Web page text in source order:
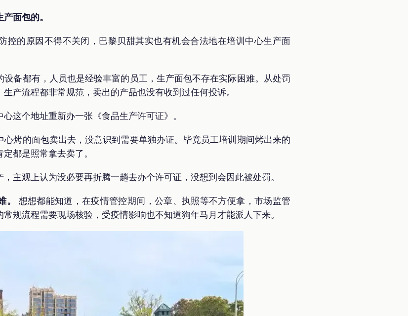
面包的。
控的原因不得不关闭，巴黎贝甜其实也有机会合法地在培训中心生产面
备都有，人员也是经验丰富的员工，生产面包不存在实际困难。从处罚
产流程都非常规范，卖出的产品也没有收到过任何投诉。
这个地址重新办一张《食品生产许可证》。
烤的面包卖出去，没意识到需要单独办证。毕竟员工培训期间烤出来的
都是照常拿去卖了。
主观上认为没必要再折腾一趟去办个许可证，没想到会因此被处罚。
想想都能知道，在疫情管控期间，公章、执照等不方便拿，市场监管
规流程需要现场核验，受疫情影响也不知道狗年马月才能派人下来。